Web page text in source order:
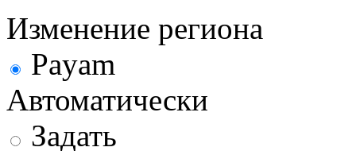
Изменение региона
Payam
Автоматически
Задать